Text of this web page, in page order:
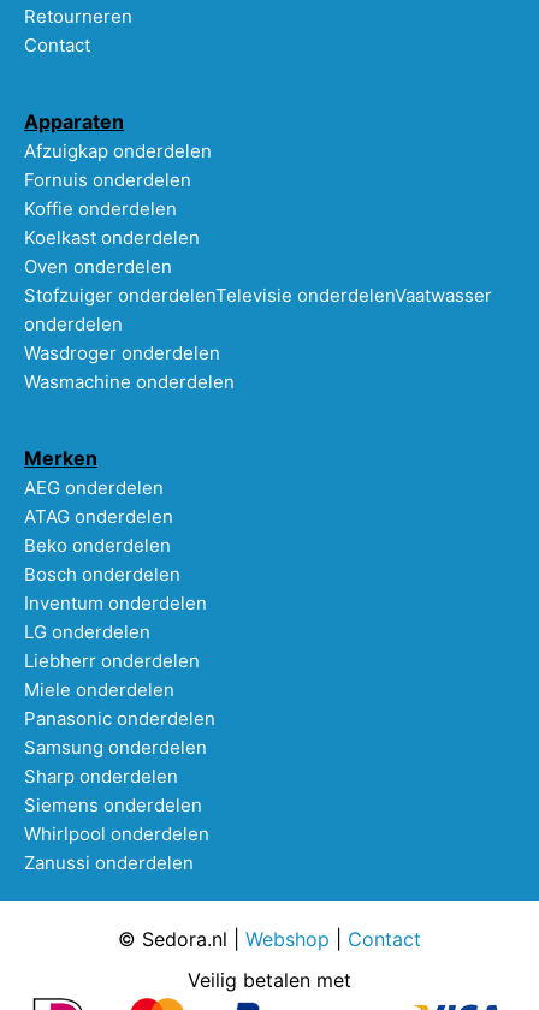
Retourneren
Contact
Apparaten
Afzuigkap onderdelen
Fornuis onderdelen
Koffie onderdelen
Koelkast onderdelen
Oven onderdelen
Stofzuiger onderdelenTelevisie onderdelenVaatwasser
onderdelen
Wasdroger onderdelen
Wasmachine onderdelen
Merken
AEG onderdelen
ATAG onderdelen
Beko onderdelen
Bosch onderdelen
Inventum onderdelen
LG onderdelen
Liebherr onderdelen
Miele onderdelen
Panasonic onderdelen
Samsung onderdelen
Sharp onderdelen
Siemens onderdelen
Whirlpool onderdelen
Zanussi onderdelen
© Sedora.nl | Webshop
Contact
Veilig betalen met